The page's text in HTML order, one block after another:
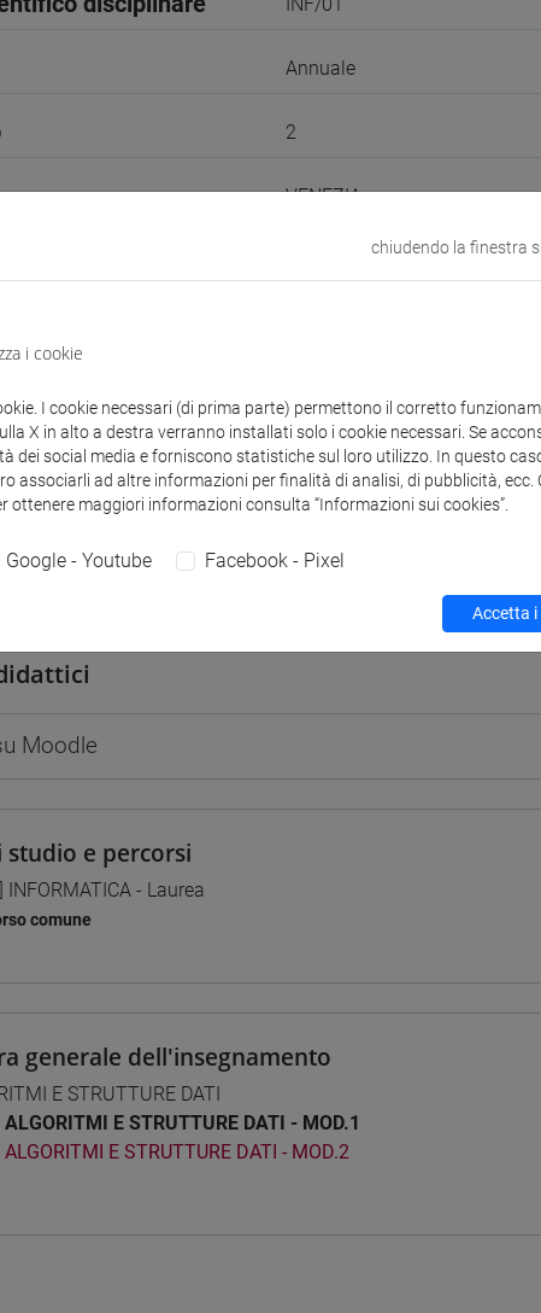
Annuale
2
VENEZIA
Link allo spazio del corso
corsi di laurea Programma
Moodle
studio e percorsi
INFORMATICA - Laurea
comune
generale dell'insegnamento
E STRUTTURE DATI
ALGORITMI E STRUTTURE DATI - MOD.1
ALGORITMI E STRUTTURE DATI - MOD.2
chiudendo la finestra
i cookie
I cookie necessari (di prima parte) permettono il corretto
X in alto a destra verranno installati solo i cookie necessari. Se
dei social media e forniscono statistiche sul loro utilizzo. In questo
associarli ad altre informazioni per finalità di analisi, di pubblicità, ecc.
ottenere maggiori informazioni consulta “Informazioni sui cookies”.
Google - Youtube Facebook - Pixel
Accetta i